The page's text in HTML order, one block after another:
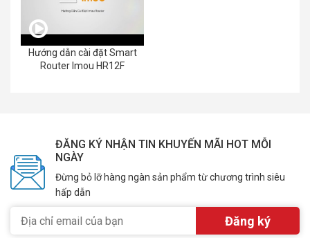
Hướng dẫn cài đặt Smart
Router Imou HR12F
ĐĂNG KÝ NHẬN TIN KHUYẾN MÃI HOT MỖI
NGÀY
Đừng bỏ lỡ hàng ngàn sản phẩm từ chương trình siêu
hấp dẫn